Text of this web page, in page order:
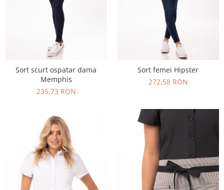
Sort scurt ospatar dama
Memphis
235,73 RON
Sort femei Hipster
272,58 RON